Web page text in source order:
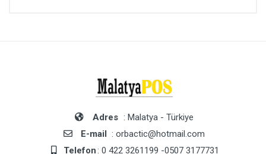
Adres : Malatya - Türkiye
E-mail : orbactic@hotmail.com
Telefon: 0 422 3261199 -0507 3177731